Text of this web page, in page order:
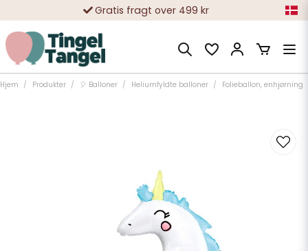
Gratis fragt over 499 kr
10 000-vis af tilfredse kunder
Hjem Produkter 🎈 Balloner Heliumfyldte balloner Folieballon, enhjørning